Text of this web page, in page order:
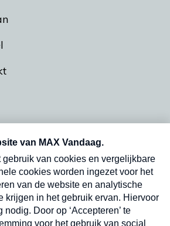
en dinsdagochtend in
Verzend